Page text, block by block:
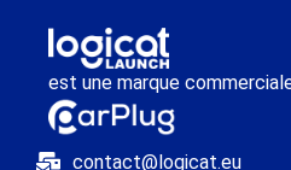
est une marque
contact@logicat.eu